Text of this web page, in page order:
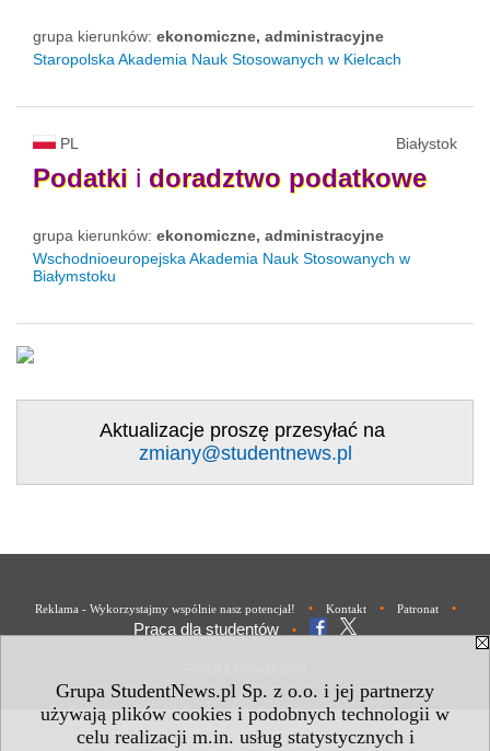
Grupa StudentNews.pl Sp. z o.o. i jej partnerzy
używają plików cookies i podobnych technologii w
celu realizacji m.in. usług statystycznych i
grupa kierunków: ekonomiczne, administracyjne
Staropolska Akademia Nauk Stosowanych w Kielcach
PL Białystok
Podatki i doradztwo podatkowe
grupa kierunków: ekonomiczne, administracyjne
Wschodnioeuropejska Akademia Nauk Stosowanych w
Białymstoku
Aktualizacje proszę przesyłać na
zmiany@studentnews.pl
Reklama - Wykorzystajmy wspólnie nasz potencjał! • Kontakt • Patronat •
Praca dla studentów •